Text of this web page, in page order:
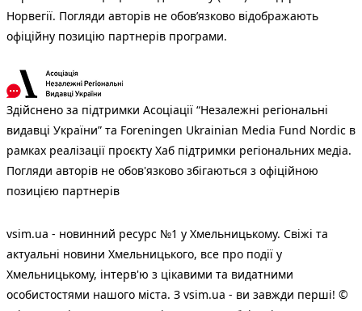
Норвегії. Погляди авторів не обов’язково відображають
офіційну позицію партнерів програми.
Здійснено за підтримки Асоціації “Незалежні регіональні
видавці України” та Foreningen Ukrainian Media Fund Nordic в
рамках реалізації проєкту Хаб підтримки регіональних медіа.
Погляди авторів не обов'язково збігаються з офіційною
позицією партнерів
vsim.ua - новинний ресурс №1 у Хмельницькому. Свіжі та
актуальні новини Хмельницького, все про події у
Хмельницькому, інтерв'ю з цікавими та видатними
особистостями нашого міста. З vsim.ua - ви завжди перші! ©